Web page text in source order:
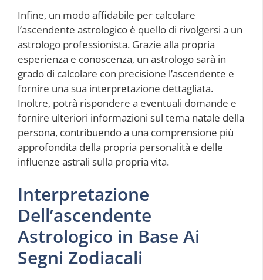
Infine, un modo affidabile per calcolare
l’ascendente astrologico è quello di rivolgersi a un
astrologo professionista. Grazie alla propria
esperienza e conoscenza, un astrologo sarà in
grado di calcolare con precisione l’ascendente e
fornire una sua interpretazione dettagliata.
Inoltre, potrà rispondere a eventuali domande e
fornire ulteriori informazioni sul tema natale della
persona, contribuendo a una comprensione più
approfondita della propria personalità e delle
influenze astrali sulla propria vita.
Interpretazione
Dell’ascendente
Astrologico in Base Ai
Segni Zodiacali